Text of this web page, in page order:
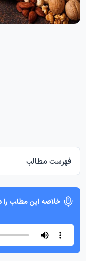
فهرست مطالب
خلاصه این مطلب